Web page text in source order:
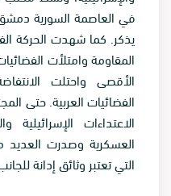
في العاصمة السورية
يذكر. كما شهدت الحركة
المقاومة وامتلأت
الأقصى واحتلت
الفضائيات العربية. حتى
الاعتداءات الإسرائيلية
العسكرية وصدرت العديد
التي تعتبر وثائق إدانة